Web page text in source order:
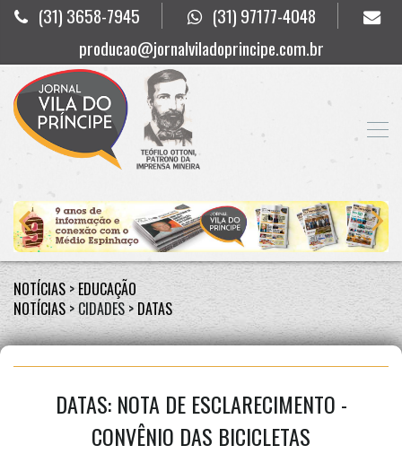
(31) 3658-7945
(31) 97177-4048
producao@jornalviladoprincipe.com.br
NOTÍCIAS > EDUCAÇÃO
NOTÍCIAS > CIDADES > DATAS
DATAS: NOTA DE ESCLARECIMENTO -
CONVÊNIO DAS BICICLETAS